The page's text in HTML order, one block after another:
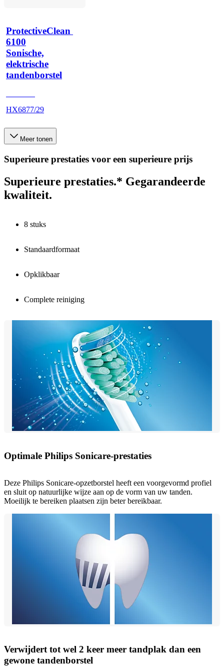
ProtectiveClean
6100
Sonische,
elektrische
tandenborstel
HX6877/29
Meer tonen
Superieure prestaties voor een superieure prijs
Superieure prestaties.* Gegarandeerde
kwaliteit.
8 stuks
Standaardformaat
Opklikbaar
Complete reiniging
Optimale Philips Sonicare-prestaties
Deze Philips Sonicare-opzetborstel heeft een voorgevormd profiel
en sluit op natuurlijke wijze aan op de vorm van uw tanden.
Moeilijk te bereiken plaatsen zijn beter bereikbaar.
Verwijdert tot wel 2 keer meer tandplak dan een
gewone tandenborstel